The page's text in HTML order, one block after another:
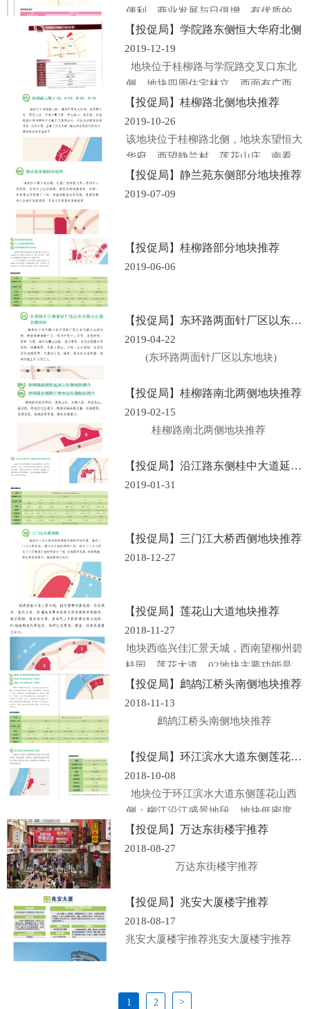
便利，商业发展与日俱增，有优质的发
展前景。
【投促局】学院路东侧恒大华府北侧
2019-12-19
地块位于桂柳路与学院路交叉口东北
侧，地块四周住宅林立，西面有广西科
技大学、柳...
【投促局】桂柳路北侧地块推荐
2019-10-26
该地块位于桂柳路北侧，地块东望恒大
华府，西望静兰村、莲花山庄，南看大
唐人家、...
【投促局】静兰苑东侧部分地块推荐
2019-07-09
【投促局】桂柳路部分地块推荐
2019-06-06
【投促局】东环路两面针厂区以东地块推荐
2019-04-22
(东环路两面针厂区以东地块)
【投促局】桂柳路南北两侧地块推荐
2019-02-15
桂柳路南北两侧地块推荐
【投促局】沿江路东侧桂中大道延长线西侧部分土地推荐
2019-01-31
【投促局】三门江大桥西侧地块推荐
2018-12-27
【投促局】莲花山大道地块推荐
2018-11-27
地块西临兴佳汇景天城，西南望柳州碧
桂园、莲花大道，02地块主要功能是为
旅客提供...
【投促局】鹧鸪江桥头南侧地块推荐
2018-11-13
鹧鸪江桥头南侧地块推荐
【投促局】环江滨水大道东侧莲花山西侧地块推荐
2018-10-08
地块位于环江滨水大道东侧莲花山西
侧；柳江沿江盛景地段，地块低密度、
低容积率，...
【投促局】万达东街楼宇推荐
2018-08-27
万达东街楼宇推荐
【投促局】兆安大厦楼宇推荐
2018-08-17
兆安大厦楼宇推荐兆安大厦楼宇推荐
1 2 >